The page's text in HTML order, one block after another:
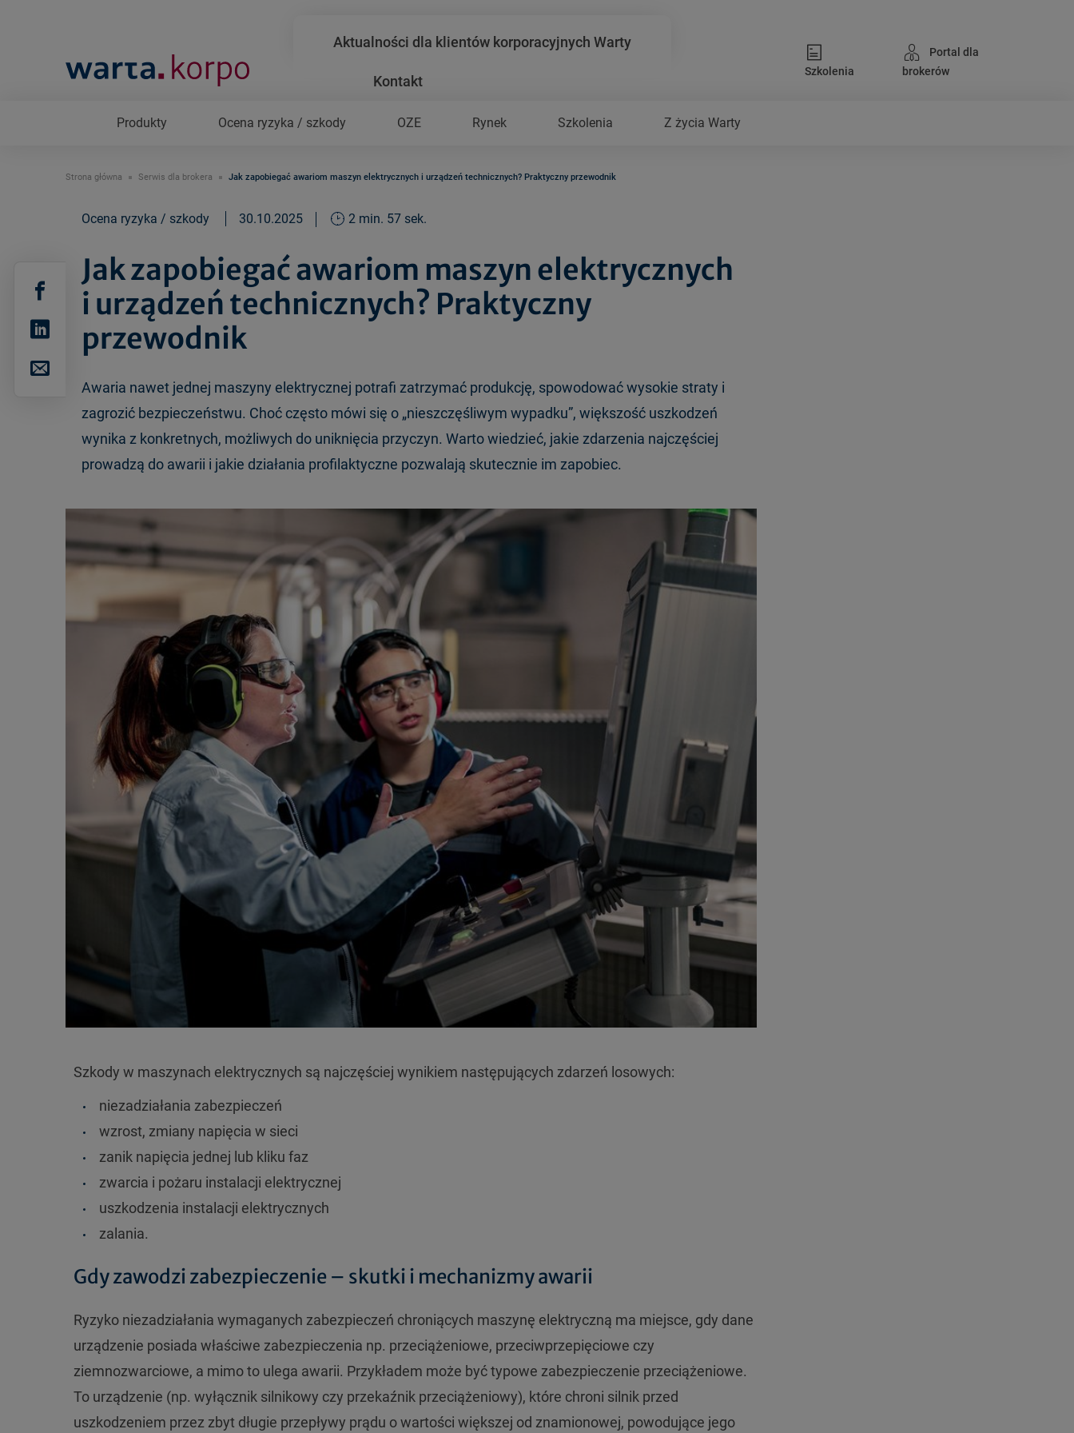
Aktualności dla klientów korporacyjnych Warty
Produkty Ocena ryzyka / szkody OZE Rynek Szkolenia Z życia Warty
Kontakt
Szkolenia
Portal dla
brokerów
Strona główna Serwis dla brokera Jak zapobiegać awariom maszyn elektrycznych i urządzeń technicznych? Praktyczny przewodnik
Ocena ryzyka / szkody 30.10.2025 2 min. 57 sek.
Jak zapobiegać awariom maszyn elektrycznych
i urządzeń technicznych? Praktyczny
przewodnik
Awaria nawet jednej maszyny elektrycznej potrafi zatrzymać produkcję, spowodować wysokie straty i
zagrozić bezpieczeństwu. Choć często mówi się o „nieszczęśliwym wypadku”, większość uszkodzeń
wynika z konkretnych, możliwych do uniknięcia przyczyn. Warto wiedzieć, jakie zdarzenia najczęściej
prowadzą do awarii i jakie działania profilaktyczne pozwalają skutecznie im zapobiec.
Szkody w maszynach elektrycznych są najczęściej wynikiem następujących zdarzeń losowych:
niezadziałania zabezpieczeń
wzrost, zmiany napięcia w sieci
zanik napięcia jednej lub kliku faz
zwarcia i pożaru instalacji elektrycznej
uszkodzenia instalacji elektrycznych
zalania.
Gdy zawodzi zabezpieczenie – skutki i mechanizmy awarii
Ryzyko niezadziałania wymaganych zabezpieczeń chroniących maszynę elektryczną ma miejsce, gdy dane
urządzenie posiada właściwe zabezpieczenia np. przeciążeniowe, przeciwprzepięciowe czy
ziemnozwarciowe, a mimo to ulega awarii. Przykładem może być typowe zabezpieczenie przeciążeniowe.
To urządzenie (np. wyłącznik silnikowy czy przekaźnik przeciążeniowy), które chroni silnik przed
uszkodzeniem przez zbyt długie przepływy prądu o wartości większej od znamionowej, powodujące jego